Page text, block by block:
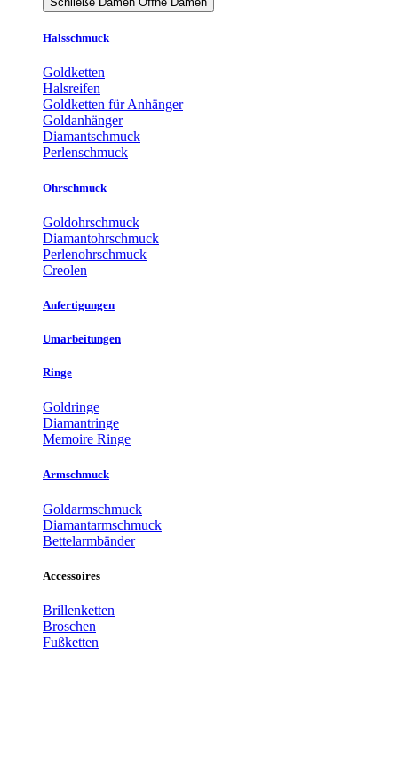
Halsschmuck
Goldketten
Halsreifen
Goldketten für Anhänger
Goldanhänger
Diamantschmuck
Perlenschmuck
Ohrschmuck
Goldohrschmuck
Diamantohrschmuck
Perlenohrschmuck
Creolen
Anfertigungen
Umarbeitungen
Ringe
Goldringe
Diamantringe
Memoire Ringe
Armschmuck
Goldarmschmuck
Diamantarmschmuck
Bettelarmbänder
Accessoires
Brillenketten
Broschen
Fußketten